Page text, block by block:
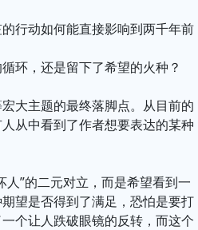
行动如何能直接影响到两千年前
环，还是留下了希望的火种？
大主题的最终落脚点。从目前的
从中看到了作者想要表达的某种
”的二元对立，而是希望看到一
望是否得到了满足，恐怕是要打
个让人跌破眼镜的反转，而这个